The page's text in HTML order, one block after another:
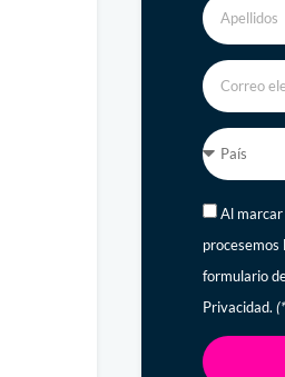
Al
procesemos
formulario
Privacidad.